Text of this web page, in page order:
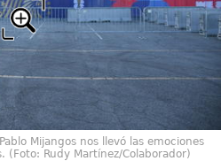
Mijangos nos llevó las emociones
(Foto: Rudy Martínez/Colaborador)